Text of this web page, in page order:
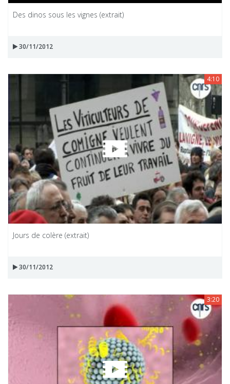
Des dinos sous les vignes (extrait)
30/11/2012
4:10
Jours de colère (extrait)
30/11/2012
3:20